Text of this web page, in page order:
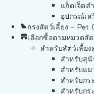
แก็ดเจ็ตส
อุปกรณ์เส
กรงสัตว์เลี้ยง – Pet
เลือกซื้อตามหมวดสั
สำหรับสัตว์เลี้ย
สำหรับสุนั
สำหรับแม
สำหรับกร
สำหรับกร